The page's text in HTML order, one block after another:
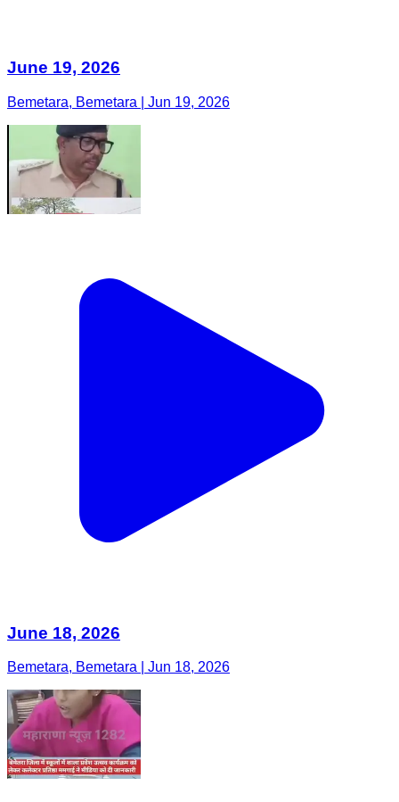
June 19, 2026
Bemetara, Bemetara | Jun 19, 2026
June 18, 2026
Bemetara, Bemetara | Jun 18, 2026